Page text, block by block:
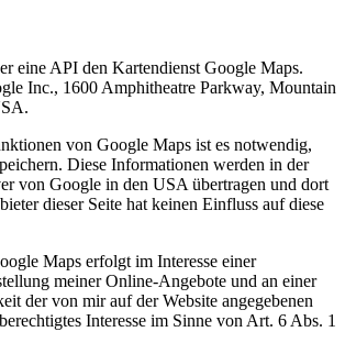
eine API den Kartendienst Google Maps.
Inc., 1600 Amphitheatre Parkway, Mountain
von Google Maps ist es notwendig,
Diese Informationen werden in der
von Google in den USA übertragen und dort
dieser Seite hat keinen Einfluss auf diese
Maps erfolgt im Interesse einer
meiner Online-Angebote und an einer
der von mir auf der Website angegebenen
Interesse im Sinne von Art. 6 Abs. 1